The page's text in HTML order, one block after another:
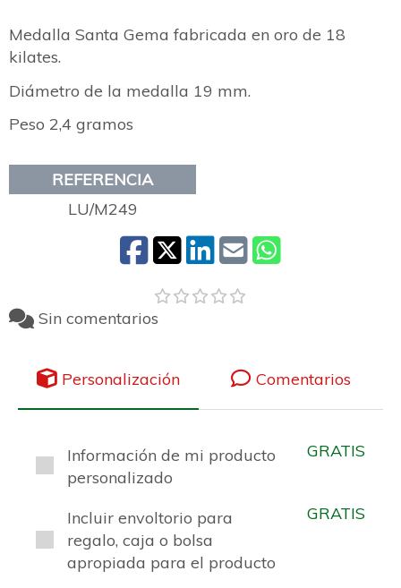
Medalla Santa Gema fabricada en oro de 18
kilates.
Diámetro de la medalla 19 mm.
Peso 2,4 gramos
REFERENCIA
LU/M249
Sin comentarios
Personalización Comentarios
Información de mi producto
personalizado
GRATIS
Incluir envoltorio para
regalo, caja o bolsa
apropiada para el producto
GRATIS